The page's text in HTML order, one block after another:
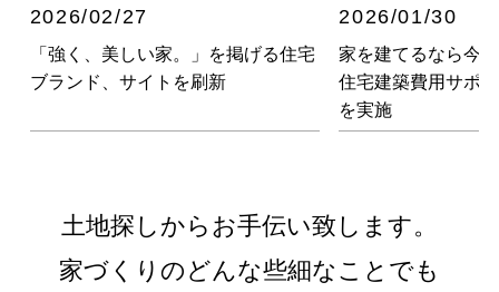
2026/02/27
「強く、美しい家。」を掲げる住宅
ブランド、サイトを刷新
2026/01/30
家を建てるなら今
住宅建築費用サポ
を実施
土地探しからお手伝い致します。
家づくりのどんな些細なことでも